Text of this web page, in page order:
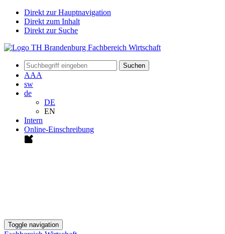
Direkt zur Hauptnavigation
Direkt zum Inhalt
Direkt zur Suche
Suchen
AAA
sw
de
DE
EN
Intern
Online-Einschreibung
Toggle navigation